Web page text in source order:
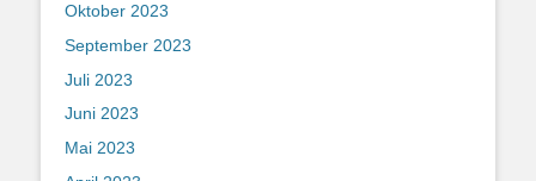
Oktober 2023
September 2023
Juli 2023
Juni 2023
Mai 2023